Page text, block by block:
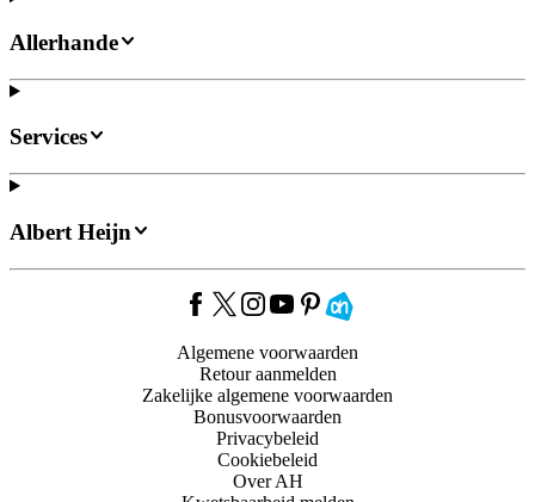
Allerhande
Services
Albert Heijn
Algemene voorwaarden
Retour aanmelden
Zakelijke algemene voorwaarden
Bonusvoorwaarden
Privacybeleid
Cookiebeleid
Over AH